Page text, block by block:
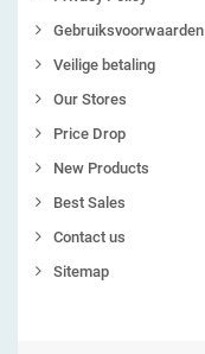
Gebruiksvoorwaarden
Veilige betaling
Our Stores
Price Drop
New Products
Best Sales
Contact us
Sitemap